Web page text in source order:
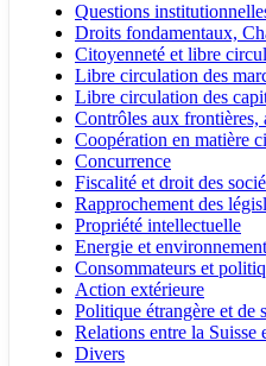
Questions
Droits fondamentaux,
Citoyenneté et libre
Libre circulation des
Libre circulation des
Contrôles aux frontières,
Coopération en matière
Concurrence
Fiscalité et droit des
Rapprochement des
Propriété intellectuelle
Energie et environnement
Consommateurs et
Action extérieure
Politique étrangère et de
Relations entre la Suisse
Divers